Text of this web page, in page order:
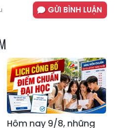
GỬI BÌNH LUẬN
Hôm nay 9/8, những